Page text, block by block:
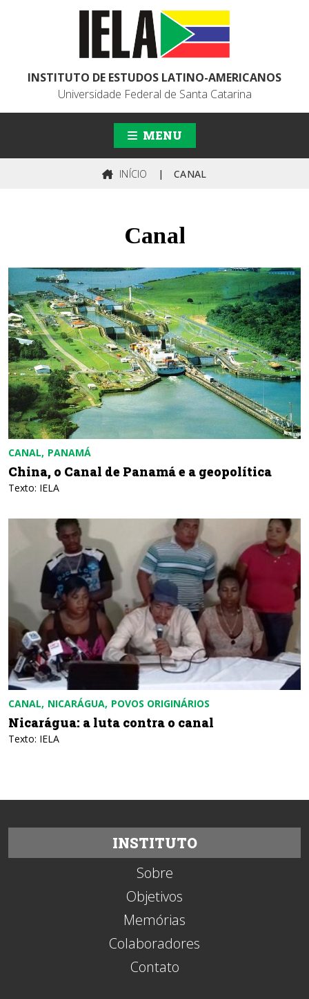
INSTITUTO DE ESTUDOS LATINO-AMERICANOS
Universidade Federal de Santa Catarina
MENU
INÍCIO | CANAL
Canal
CANAL PANAMÁ
China, o Canal de Panamá e a geopolítica
Texto: IELA
CANAL NICARÁGUA POVOS ORIGINÁRIOS
Nicarágua: a luta contra o canal
Texto: IELA
INSTITUTO
Sobre
Objetivos
Memórias
Colaboradores
Contato